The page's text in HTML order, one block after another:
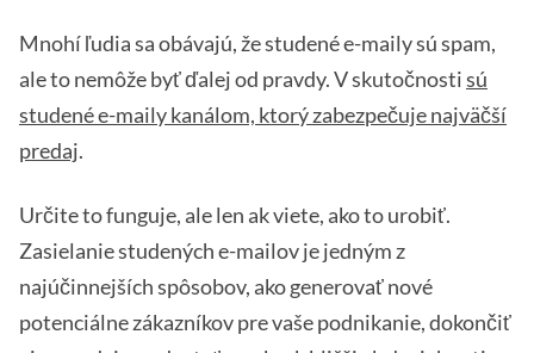
Mnohí ľudia sa obávajú, že studené e-maily sú spam,
ale to nemôže byť ďalej od pravdy. V skutočnostisú
studené e-maily kanálom, ktorý zabezpečuje najväčší
predaj.
Určite to funguje, ale len ak viete, ako to urobiť.
Zasielanie studených e-mailov je jedným z
najúčinnejších spôsobov, ako generovať nové
potenciálne zákazníkov pre vaše podnikanie, dokončiť